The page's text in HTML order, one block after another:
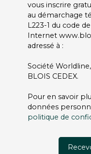
vous inscrire
au démarchage
L223-1 du code
Internet
adressé à :
Société Worldline,
BLOIS CEDEX.
Pour en savoir
données
politique de